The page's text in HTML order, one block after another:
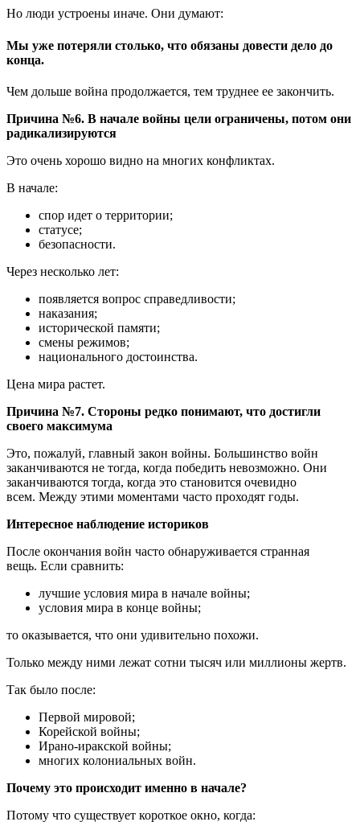
Но люди устроены иначе. Они думают:
Мы уже потеряли столько, что обязаны довести дело до
конца.
Чем дольше война продолжается, тем труднее ее закончить.
Причина №6. В начале войны цели ограничены, потом они
радикализируются
Это очень хорошо видно на многих конфликтах.
В начале:
спор идет о территории;
статусе;
безопасности.
Через несколько лет:
появляется вопрос справедливости;
наказания;
исторической памяти;
смены режимов;
национального достоинства.
Цена мира растет.
Причина №7. Стороны редко понимают, что достигли
своего максимума
Это, пожалуй, главный закон войны. Большинство войн
заканчиваются не тогда, когда победить невозможно. Они
заканчиваются тогда, когда это становится очевидно
всем. Между этими моментами часто проходят годы.
Интересное наблюдение историков
После окончания войн часто обнаруживается странная
вещь. Если сравнить:
лучшие условия мира в начале войны;
условия мира в конце войны;
то оказывается, что они удивительно похожи.
Только между ними лежат сотни тысяч или миллионы жертв.
Так было после:
Первой мировой;
Корейской войны;
Ирано-иракской войны;
многих колониальных войн.
Почему это происходит именно в начале?
Потому что существует короткое окно, когда: